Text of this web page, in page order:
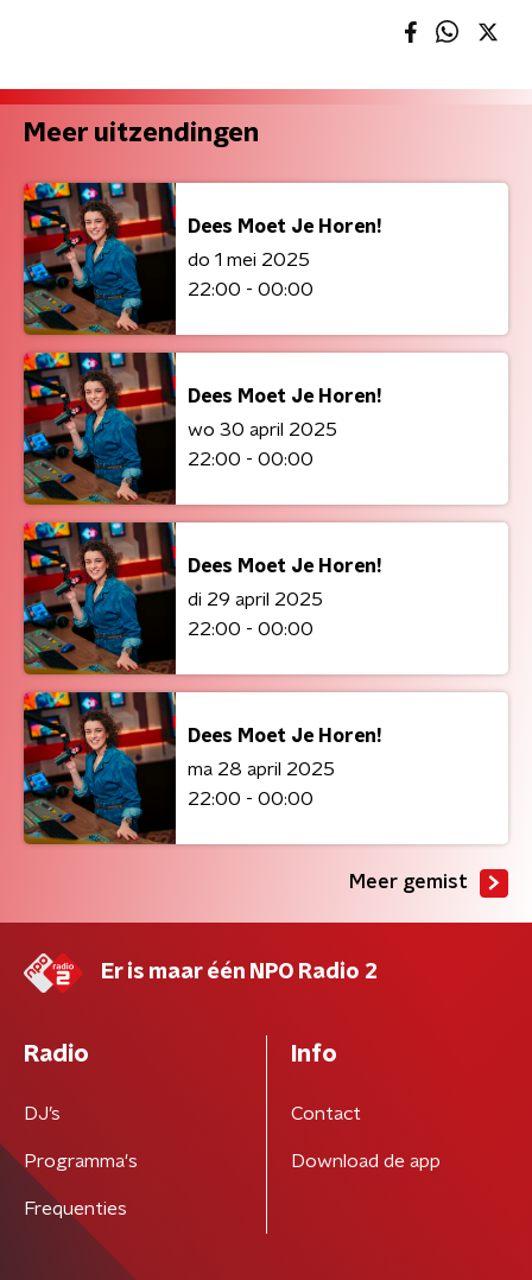
Meer uitzendingen
Dees Moet Je Horen!
do 1 mei 2025
22:00 - 00:00
Dees Moet Je Horen!
wo 30 april 2025
22:00 - 00:00
Dees Moet Je Horen!
di 29 april 2025
22:00 - 00:00
Dees Moet Je Horen!
ma 28 april 2025
22:00 - 00:00
Meer gemist
Er is maar één NPO Radio 2
Radio
DJ’s
Programma's
Frequenties
Info
Contact
Download de app